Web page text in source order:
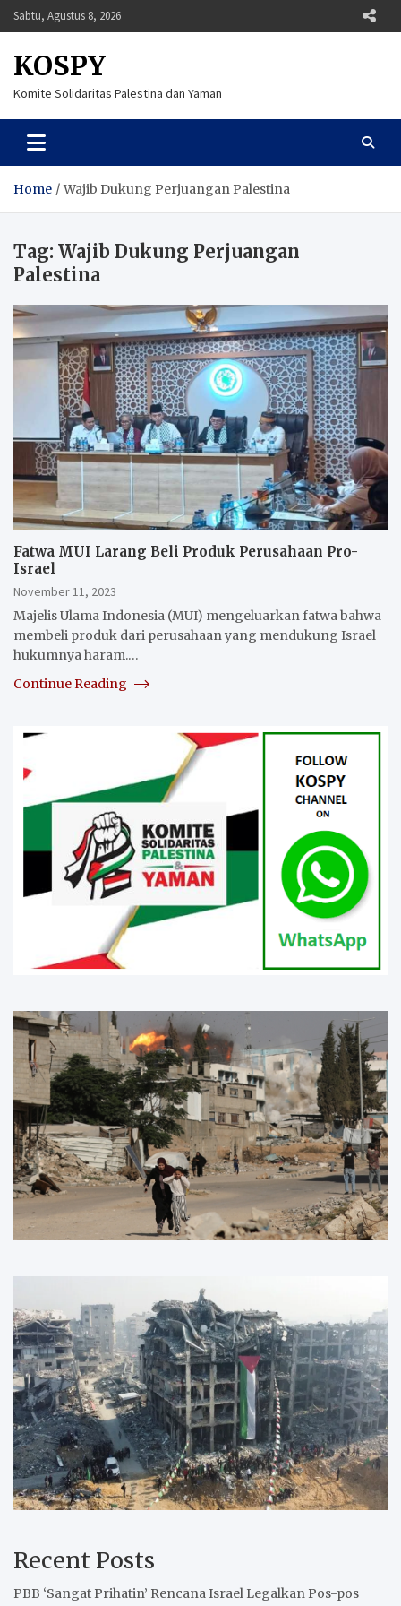
Skip
to
Sabtu, Agustus 8, 2026
KOSPY
Komite Solidaritas Palestina dan Yaman
Home Wajib Dukung Perjuangan Palestina
Tag: Wajib Dukung Perjuangan
Palestina
Fatwa MUI Larang Beli Produk Perusahaan Pro-
Israel
November 11, 2023
Majelis Ulama Indonesia (MUI) mengeluarkan fatwa bahwa
membeli produk dari perusahaan yang mendukung Israel
hukumnya haram.…
Continue Reading
Recent Posts
PBB ‘Sangat Prihatin’ Rencana Israel Legalkan Pos-pos